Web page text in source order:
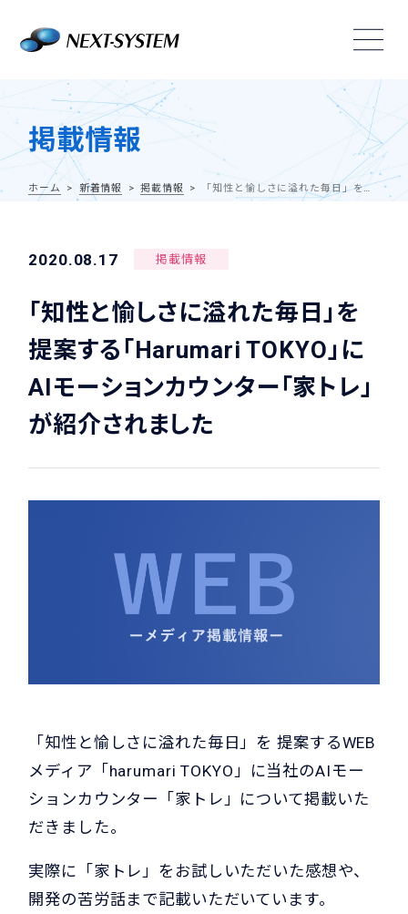
掲載情報
ホーム 新着情報 掲載情報 「知性と愉しさに溢れた毎日」を提案する「Harumari TOKYO」にAIモーションカウンター「家トレ」が紹介されました
2020.08.17 掲載情報
「知性と愉しさに溢れた毎日」を
提案する「Harumari TOKYO」に
AIモーションカウンター「家トレ」
が紹介されました
「知性と愉しさに溢れた毎日」を 提案するWEB
メディア「harumari TOKYO」に当社のAIモー
ションカウンター「家トレ」について掲載いた
だきました。
実際に「家トレ」をお試しいただいた感想や、
開発の苦労話まで記載いただいています。